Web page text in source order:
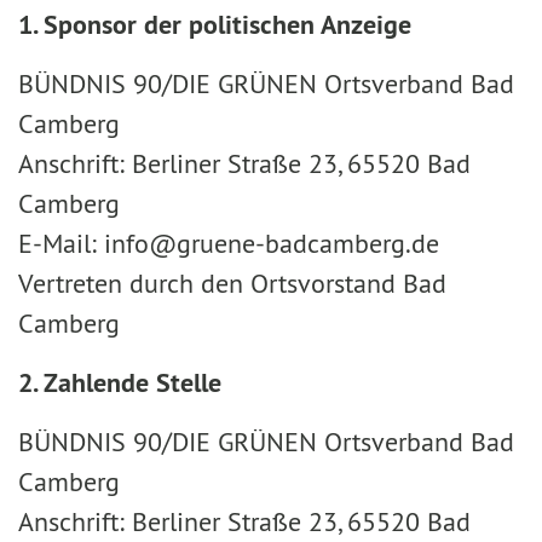
1. Sponsor der politischen Anzeige
BÜNDNIS 90/DIE GRÜNEN Ortsverband Bad
Camberg
Anschrift: Berliner Straße 23, 65520 Bad
Camberg
E-Mail: info@gruene-badcamberg.de
Vertreten durch den Ortsvorstand Bad
Camberg
2. Zahlende Stelle
BÜNDNIS 90/DIE GRÜNEN Ortsverband Bad
Camberg
Anschrift: Berliner Straße 23, 65520 Bad